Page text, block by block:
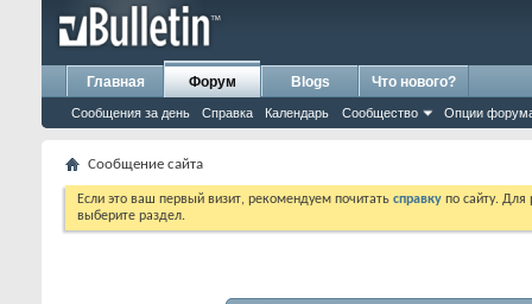
Главная Форум
Сообщения за день Справка Календарь Сообщество Опции
Blogs Что нового?
Сообщение сайта
Если это ваш первый визит, рекомендуем почитать справку по сайту.
выберите раздел.